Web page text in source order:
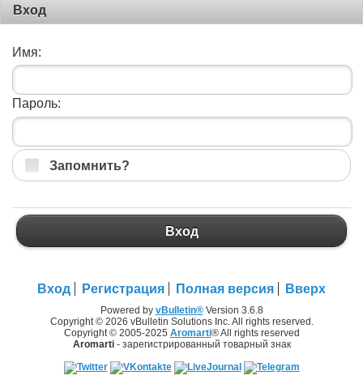
Вход
Имя:
Пароль:
Запомнить?
Вход
Вход Регистрация Полная версия Вверх
Powered by vBulletin®Version 3.6.8
Copyright © 2026 vBulletin Solutions Inc. All rights reserved.
Copyright © 2005-2025 Aromarti® All rights reserved
Aromarti- зарегистрированный товарный знак